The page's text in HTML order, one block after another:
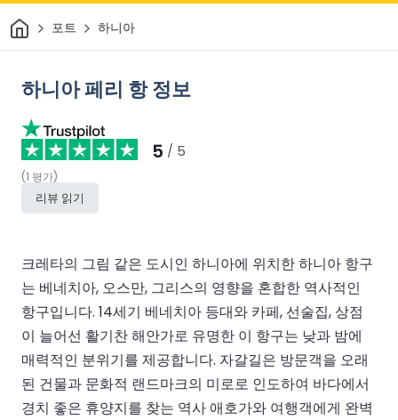
집 포트 하니아
하니아 페리 항 정보
5 / 5
(1 평가)
리뷰 읽기
크레타의 그림 같은 도시인 하니아에 위치한 하니아 항구
는 베네치아, 오스만, 그리스의 영향을 혼합한 역사적인
항구입니다. 14세기 베네치아 등대와 카페, 선술집, 상점
이 늘어선 활기찬 해안가로 유명한 이 항구는 낮과 밤에
매력적인 분위기를 제공합니다. 자갈길은 방문객을 오래
된 건물과 문화적 랜드마크의 미로로 인도하여 바다에서
경치 좋은 휴양지를 찾는 역사 애호가와 여행객에게 완벽